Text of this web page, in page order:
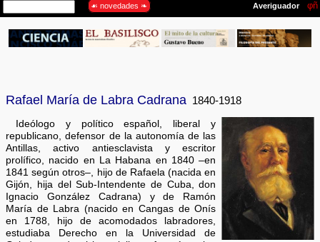
Rafael María de Labra Cadrana 1840-1918
Ideólogo y político español, liberal y
republicano, defensor de la autonomía de las
Antillas, activo antiesclavista y escritor
prolífico, nacido en La Habana en 1840 –en
1841 según otros–, hijo de Rafaela (nacida en
Gijón, hija del Sub-Intendente de Cuba, don
Ignacio González Cadrana) y de Ramón
María de Labra (nacido en Cangas de Onís
en 1788, hijo de acomodados labradores,
estudiaba Derecho en la Universidad de